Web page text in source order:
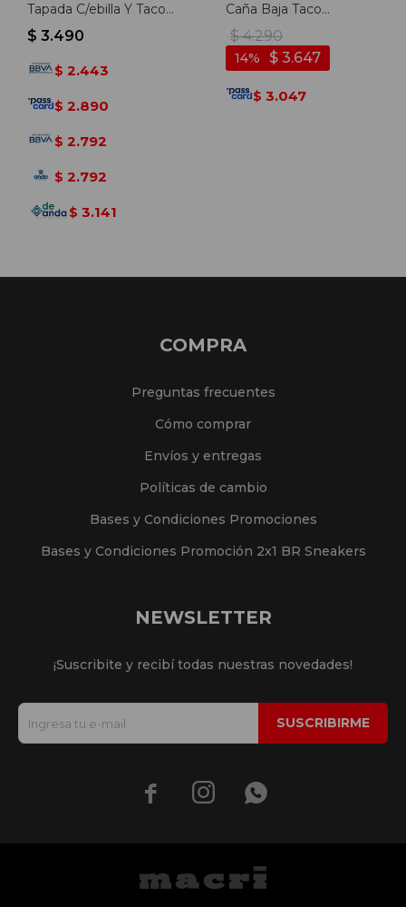
Tapada C/ebilla Y Taco
Medio - Negro
$ 3.490
$ 2.443
$ 2.890
$ 2.792
$ 2.792
$ 3.141
Caña Baja Taco
Cuadrado - Negro
$ 4.290
$ 3.647
14
$ 3.047
COMPRA
Preguntas frecuentes
Cómo comprar
Envíos y entregas
Políticas de cambio
Bases y Condiciones Promociones
Bases y Condiciones Promoción 2x1 BR Sneakers
NEWSLETTER
¡Suscribite y recibí todas nuestras novedades!
SUSCRIBIRME
  